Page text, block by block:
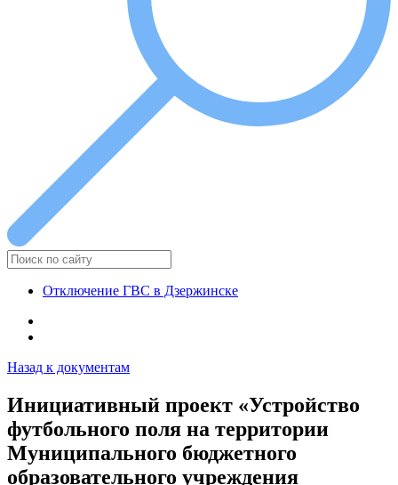
Отключение ГВС в Дзержинске
Назад к документам
Инициативный проект «Устройство
футбольного поля на территории
Муниципального бюджетного
образовательного учреждения